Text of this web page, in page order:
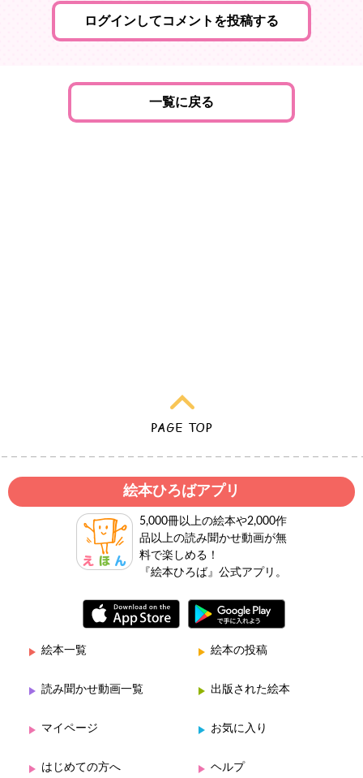
ログインしてコメントを投稿する
一覧に戻る
絵本ひろばアプリ
5,000冊以上の絵本や2,000作
品以上の読み聞かせ動画が無
料で楽しめる！
『絵本ひろば』公式アプリ。
絵本一覧 絵本の投稿
読み聞かせ動画一覧 出版された絵本
マイページ お気に入り
はじめての方へ ヘルプ